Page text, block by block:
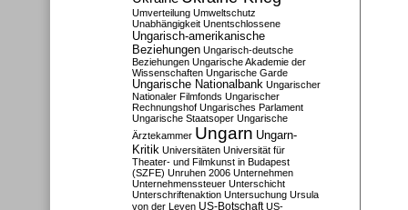
Umverteilung Umweltschutz
Unabhängigkeit Unentschlossene
Ungarisch-amerikanische
Beziehungen Ungarisch-deutsche
Beziehungen Ungarische Akademie der
Wissenschaften Ungarische Garde
Ungarische Nationalbank Ungarischer
Nationaler Filmfonds Ungarischer
Rechnungshof Ungarisches Parlament
Ungarische Staatsoper Ungarische
Ärztekammer Ungarn Ungarn-
Kritik Universitäten Universität für
Theater- und Filmkunst in Budapest
(SZFE) Unruhen 2006 Unternehmen
Unternehmenssteuer Unterschicht
Unterschriftenaktion Untersuchung Ursula
von der Leyen US-Botschaft US-